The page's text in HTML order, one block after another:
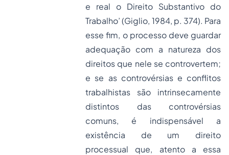
e real o Direito Substantivo do
Trabalho’ (Giglio, 1984, p. 374). Para
esse fim, o processo deve guardar
adequação com a natureza dos
direitos que nele se controvertem;
e se as controvérsias e conflitos
trabalhistas são intrinsecamente
distintos das controvérsias
comuns, é indispensável a
existência de um direito
processual que, atento a essa